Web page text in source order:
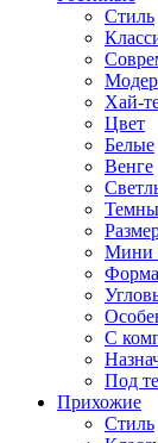
Стиль
Хай-
Цвет
Белые
Венге
Мини
Форма
С
Под
Прихожие
Стиль